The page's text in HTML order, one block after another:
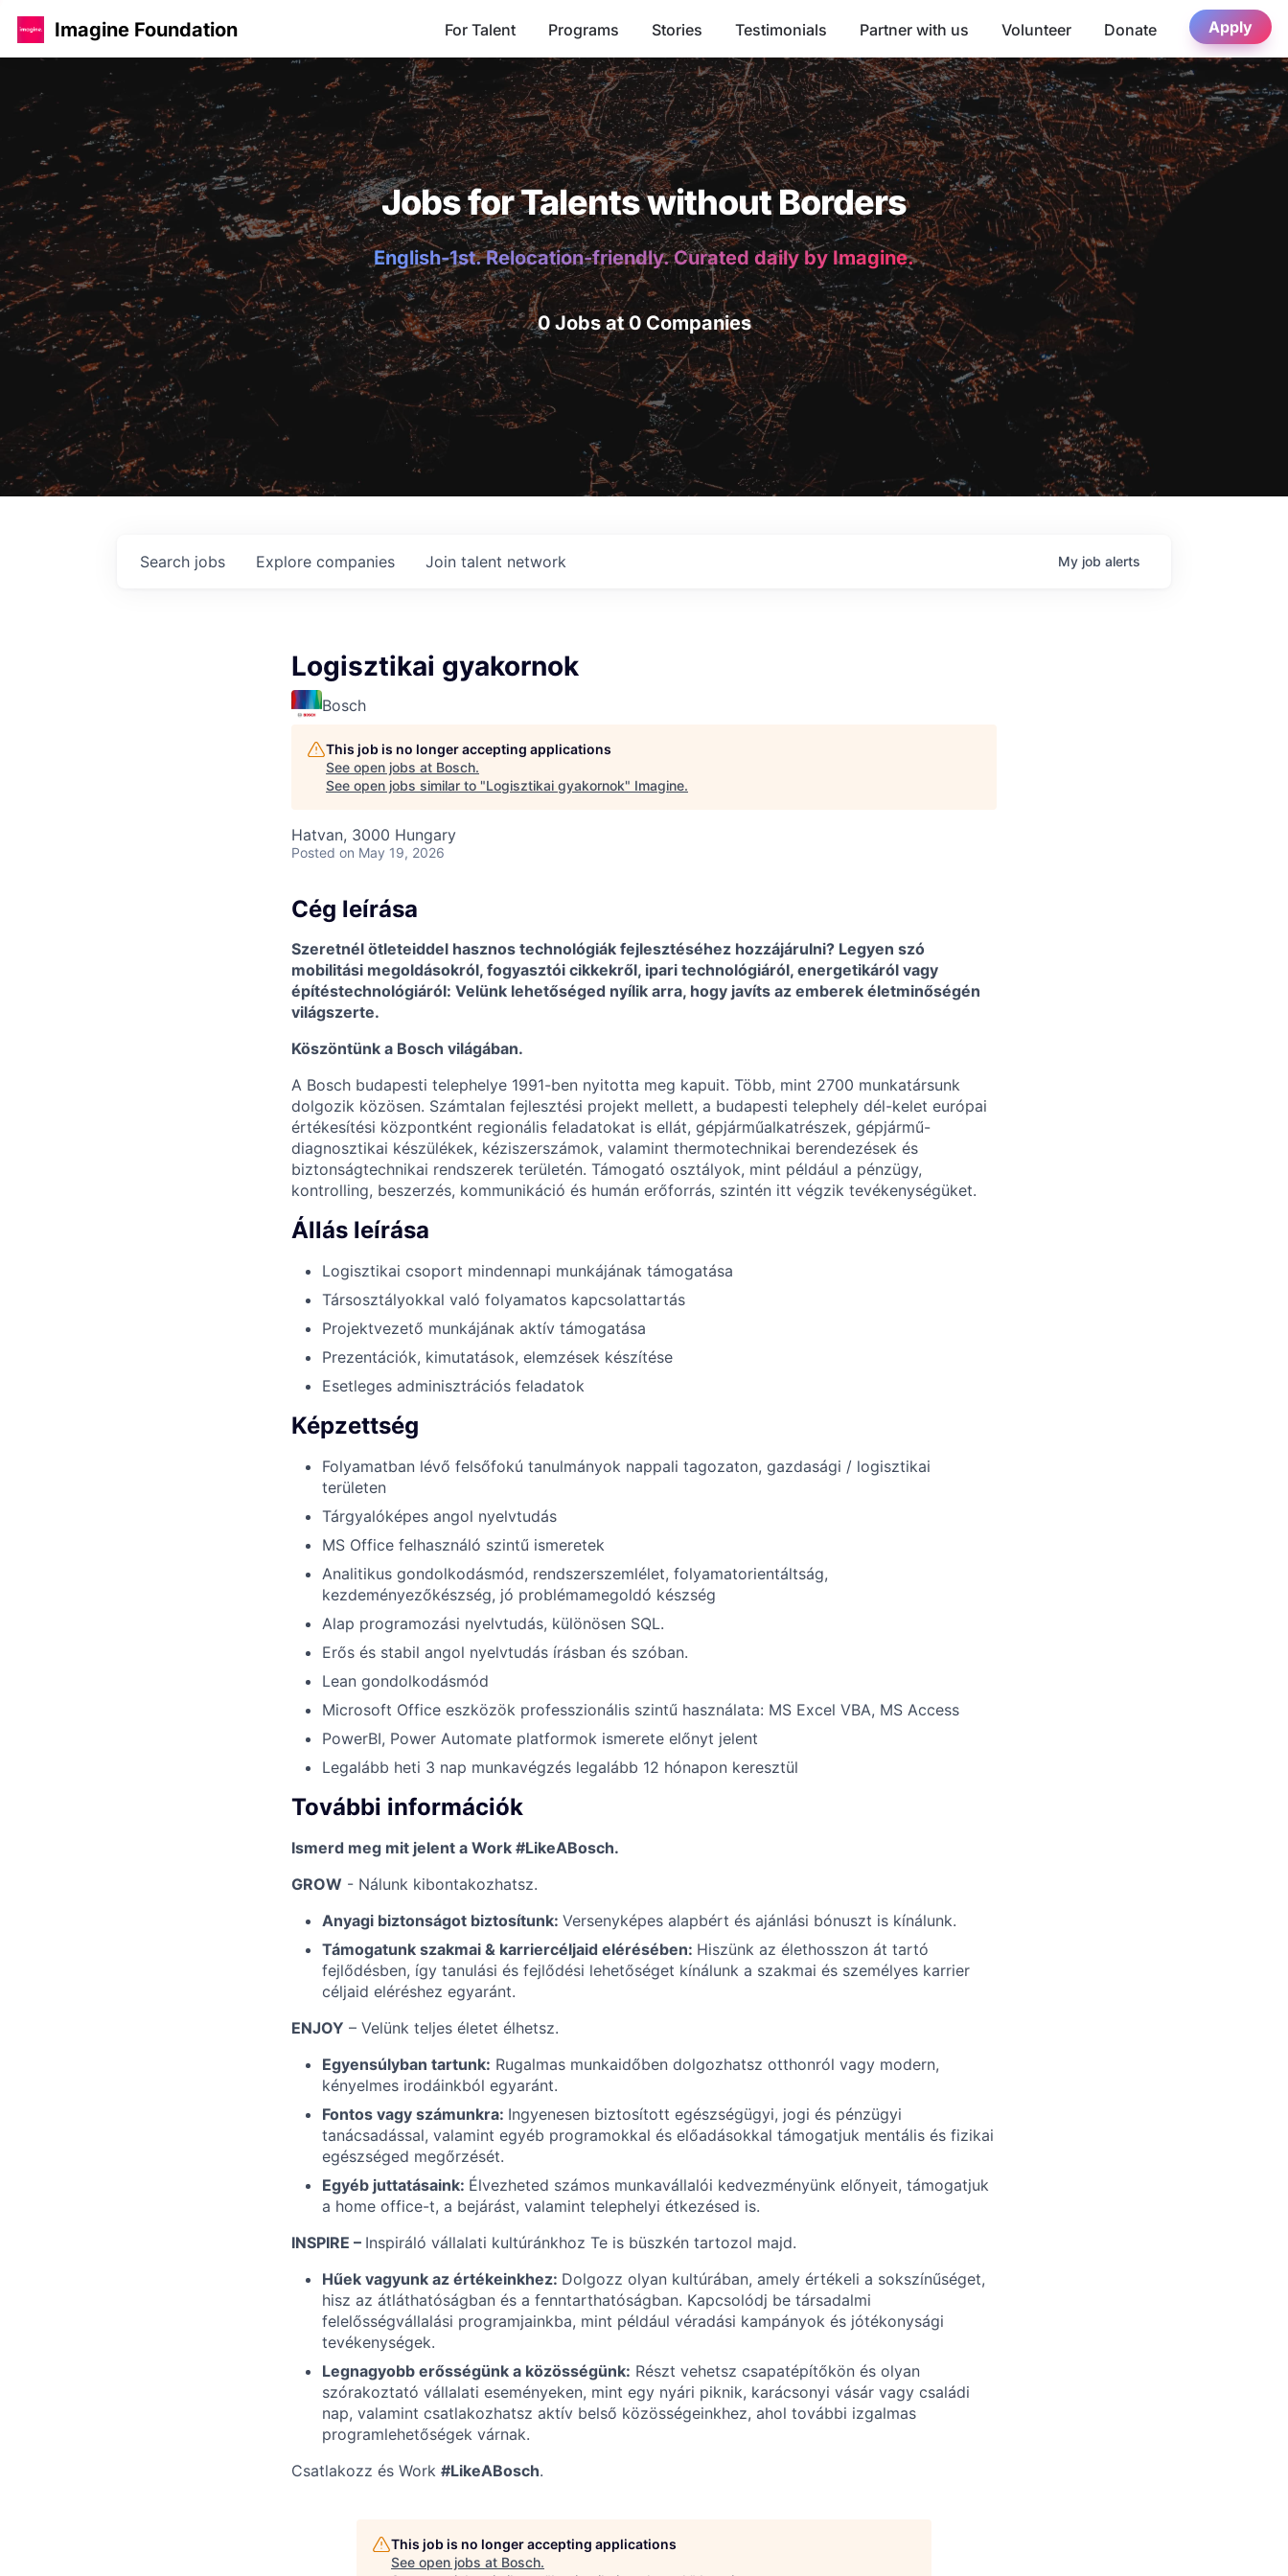
Imagine Foundation For Talent Programs Stories Testimonials Partner with us Volunteer Donate Apply
Jobs for Talents without Borders
English-1st. Relocation-friendly. Curated daily by Imagine.
0 Jobs at 0 Companies
Search jobs Explore companies Join talent network My job alerts
Logisztikai gyakornok
Bosch
This job is no longer accepting applications
See open jobs at Bosch.
See open jobs similar to "Logisztikai gyakornok" Imagine.
Hatvan, 3000 Hungary
Posted on May 19, 2026
Cég leírása
Szeretnél ötleteiddel hasznos technológiák fejlesztéséhez hozzájárulni? Legyen szó
mobilitási megoldásokról, fogyasztói cikkekről, ipari technológiáról, energetikáról vagy
építéstechnológiáról: Velünk lehetőséged nyílik arra, hogy javíts az emberek életminőségén
világszerte.
Köszöntünk a Bosch világában.
A Bosch budapesti telephelye 1991-ben nyitotta meg kapuit. Több, mint 2700 munkatársunk
dolgozik közösen. Számtalan fejlesztési projekt mellett, a budapesti telephely dél-kelet európai
értékesítési központként regionális feladatokat is ellát, gépjárműalkatrészek, gépjármű-
diagnosztikai készülékek, kéziszerszámok, valamint thermotechnikai berendezések és
biztonságtechnikai rendszerek területén. Támogató osztályok, mint például a pénzügy,
kontrolling, beszerzés, kommunikáció és humán erőforrás, szintén itt végzik tevékenységüket.
Állás leírása
Logisztikai csoport mindennapi munkájának támogatása
Társosztályokkal való folyamatos kapcsolattartás
Projektvezető munkájának aktív támogatása
Prezentációk, kimutatások, elemzések készítése
Esetleges adminisztrációs feladatok
Képzettség
Folyamatban lévő felsőfokú tanulmányok nappali tagozaton, gazdasági / logisztikai
területen
Tárgyalóképes angol nyelvtudás
MS Office felhasználó szintű ismeretek
Analitikus gondolkodásmód, rendszerszemlélet, folyamatorientáltság,
kezdeményezőkészség, jó problémamegoldó készség
Alap programozási nyelvtudás, különösen SQL.
Erős és stabil angol nyelvtudás írásban és szóban.
Lean gondolkodásmód
Microsoft Office eszközök professzionális szintű használata: MS Excel VBA, MS Access
PowerBI, Power Automate platformok ismerete előnyt jelent
Legalább heti 3 nap munkavégzés legalább 12 hónapon keresztül
További információk
Ismerd meg mit jelent a Work #LikeABosch.
GROW - Nálunk kibontakozhatsz.
Anyagi biztonságot biztosítunk: Versenyképes alapbért és ajánlási bónuszt is kínálunk.
Támogatunk szakmai & karriercéljaid elérésében: Hiszünk az élethosszon át tartó
fejlődésben, így tanulási és fejlődési lehetőséget kínálunk a szakmai és személyes karrier
céljaid eléréshez egyaránt.
ENJOY – Velünk teljes életet élhetsz.
Egyensúlyban tartunk: Rugalmas munkaidőben dolgozhatsz otthonról vagy modern,
kényelmes irodáinkból egyaránt.
Fontos vagy számunkra: Ingyenesen biztosított egészségügyi, jogi és pénzügyi
tanácsadással, valamint egyéb programokkal és előadásokkal támogatjuk mentális és fizikai
egészséged megőrzését.
Egyéb juttatásaink: Élvezheted számos munkavállalói kedvezményünk előnyeit, támogatjuk
a home office-t, a bejárást, valamint telephelyi étkezésed is.
INSPIRE – Inspiráló vállalati kultúránkhoz Te is büszkén tartozol majd.
Hűek vagyunk az értékeinkhez: Dolgozz olyan kultúrában, amely értékeli a sokszínűséget,
hisz az átláthatóságban és a fenntarthatóságban. Kapcsolódj be társadalmi
felelősségvállalási programjainkba, mint például véradási kampányok és jótékonysági
tevékenységek.
Legnagyobb erősségünk a közösségünk: Részt vehetsz csapatépítőkön és olyan
szórakoztató vállalati eseményeken, mint egy nyári piknik, karácsonyi vásár vagy családi
nap, valamint csatlakozhatsz aktív belső közösségeinkhez, ahol további izgalmas
programlehetőségek várnak.
Csatlakozz és Work #LikeABosch.
This job is no longer accepting applications
See open jobs at Bosch.